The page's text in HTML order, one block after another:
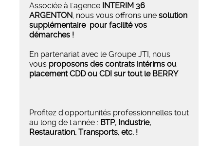
Associée à l'agence INTERIM 36
ARGENTON, nous vous offrons une solution
supplémentaire pour facilité vos
démarches !
En partenariat avec le Groupe JTI, nous
vous proposons des contrats intérims ou
placement CDD ou CDI sur tout le BERRY
Profitez d'opportunités professionnelles tout
au long de l'année : BTP, Industrie,
Restauration, Transports, etc. !